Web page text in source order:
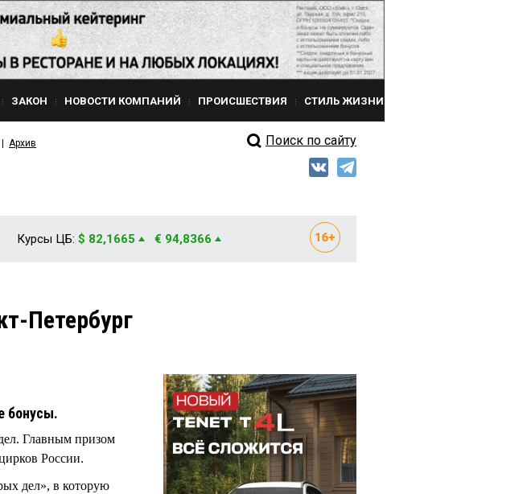
ЗАКОН НОВОСТИ КОМПАНИЙ ПРОИСШЕСТВИЯ СТИЛЬ ЖИЗНИ
Архив Поиск по сайту
Курсы ЦБ: $ 82,1665 € 94,8366
Петербург
бонусы.
Главным призом
России.
дел», в которую